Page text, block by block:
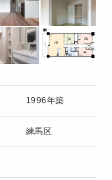
1996年築
練馬区